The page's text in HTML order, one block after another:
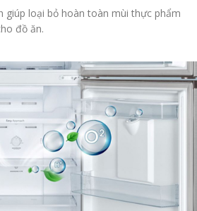
giúp loại bỏ hoàn toàn mùi thực phẩm
đồ ăn.